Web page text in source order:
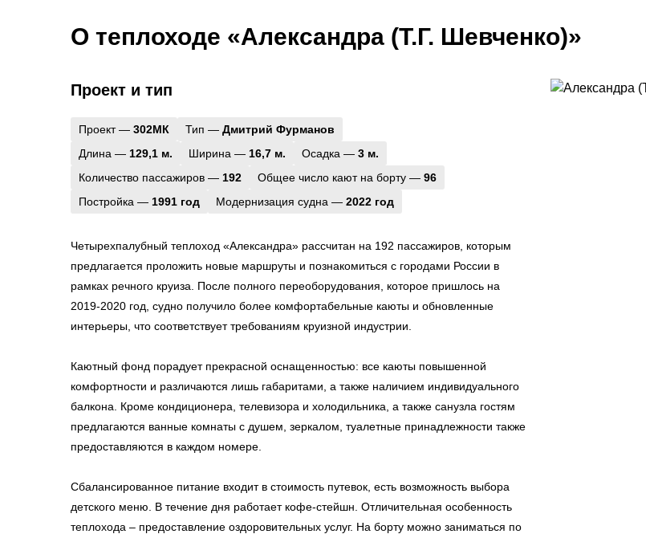
О теплоходе «Александра (Т.Г. Шевченко)»
Проект и тип
Проект — 302МК Тип — Дмитрий Фурманов
Длина — 129,1 м. Ширина — 16,7 м. Осадка — 3 м.
Количество пассажиров — 192 Общее число кают на борту — 96
Постройка — 1991 год Модернизация судна — 2022 год
Четырехпалубный теплоход «Александра» рассчитан на 192 пассажиров, которым
предлагается проложить новые маршруты и познакомиться с городами России в
рамках речного круиза. После полного переоборудования, которое пришлось на
2019-2020 год, судно получило более комфортабельные каюты и обновленные
интерьеры, что соответствует требованиям круизной индустрии.
Каютный фонд порадует прекрасной оснащенностью: все каюты повышенной
комфортности и различаются лишь габаритами, а также наличием индивидуального
балкона. Кроме кондиционера, телевизора и холодильника, а также санузла гостям
предлагаются ванные комнаты с душем, зеркалом, туалетные принадлежности также
предоставляются в каждом номере.
Сбалансированное питание входит в стоимость путевок, есть возможность выбора
детского меню. В течение дня работает кофе-стейшн. Отличительная особенность
теплохода – предоставление оздоровительных услуг. На борту можно заниматься по